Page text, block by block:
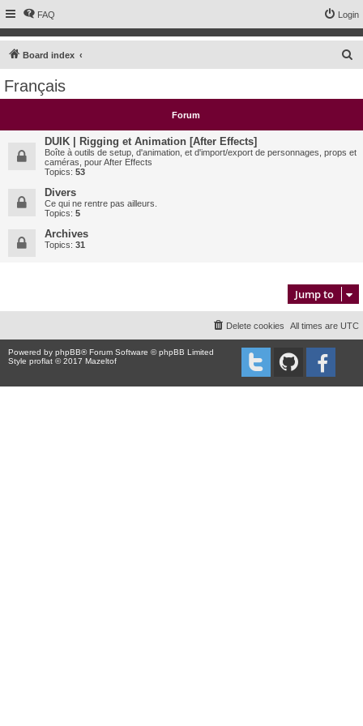
FAQ Login
Board index
c
h
Français
Forum
DUIK | Rigging et Animation [After Effects]
Boîte à outils de setup, d'animation, et d'import/export de personnages, props et
caméras, pour After Effects
Topics: 53
Divers
Ce qui ne rentre pas ailleurs.
Topics: 5
Archives
Topics: 31
Jump to
All times are UTC
Delete cookies
Powered by phpBB® Forum Software © phpBB Limited
Style proflat © 2017 Mazeltof